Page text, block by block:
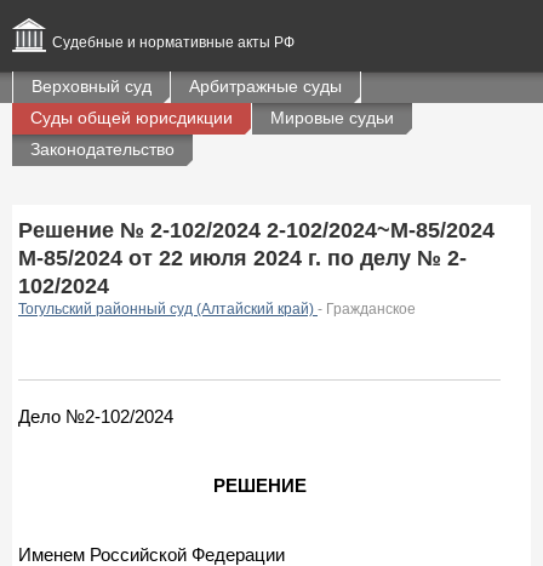
Судебные и нормативные акты РФ
Верховный суд
Арбитражные суды
Суды общей юрисдикции
Мировые судьи
Законодательство
Решение № 2-102/2024 2-102/2024~М-85/2024
М-85/2024 от 22 июля 2024 г. по делу № 2-
102/2024
Тогульский районный суд (Алтайский край) - Гражданское
Дело №2-102/2024
РЕШЕНИЕ
Именем Российской Федерации